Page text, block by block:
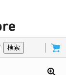
検索